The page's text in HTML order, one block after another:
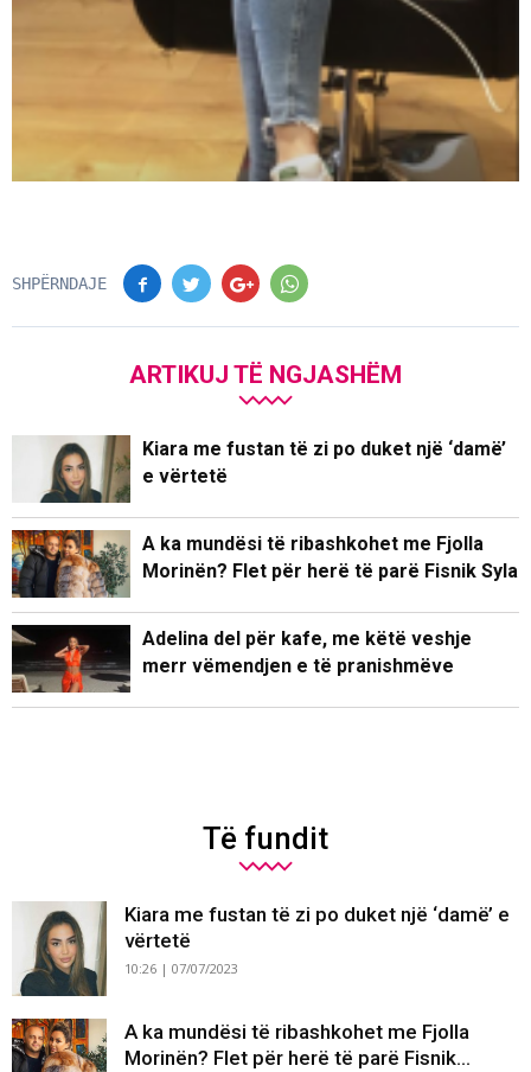
SHPËRNDAJE
ARTIKUJ TË NGJASHËM
Kiara me fustan të zi po duket një ‘damë’
e vërtetë
A ka mundësi të ribashkohet me Fjolla
Morinën? Flet për herë të parë Fisnik Syla
Adelina del për kafe, me këtë veshje
merr vëmendjen e të pranishmëve
Të fundit
Kiara me fustan të zi po duket një ‘damë’ e
vërtetë
10:26 | 07/07/2023
A ka mundësi të ribashkohet me Fjolla
Morinën? Flet për herë të parë Fisnik...